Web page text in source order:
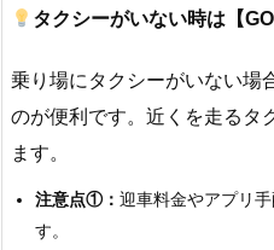
タクシーがいない時は【
乗り場にタクシーがいない場
のが便利です。近くを走るタ
ます。
注意点①： 迎車料金やアプリ
す。